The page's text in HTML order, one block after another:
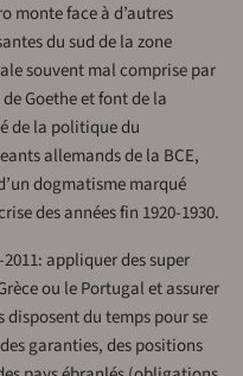
monte face à d’autres
du sud de la zone
souvent mal comprise par
Goethe et font de la
de la politique du
allemands de la BCE,
dogmatisme marqué
des années fin 1920-1930.
appliquer des super
ou le Portugal et assurer
disposent du temps pour se
garanties, des positions